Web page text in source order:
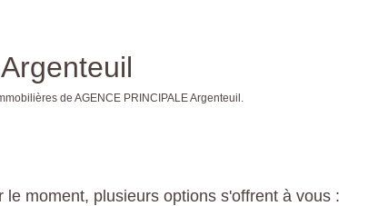
de AGENCE PRINCIPALE Argenteuil.
moment, plusieurs options s'offrent à vous :